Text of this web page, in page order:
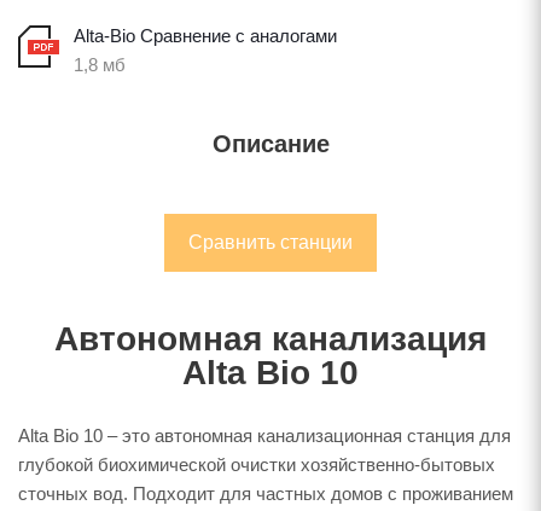
Alta-Bio Сравнение с аналогами
1,8 мб
Описание
Сравнить станции
Автономная канализация
Alta Bio 10
Alta Bio 10 – это автономная канализационная станция для
глубокой биохимической очистки хозяйственно-бытовых
сточных вод. Подходит для частных домов с проживанием